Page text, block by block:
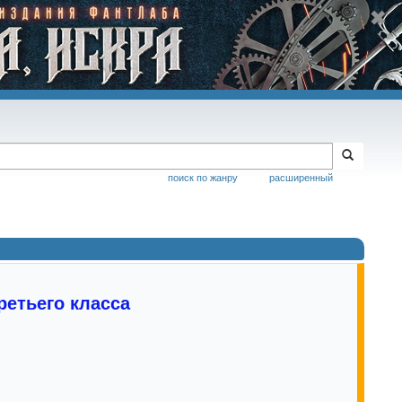
расширенный
поиск по жанру
класса